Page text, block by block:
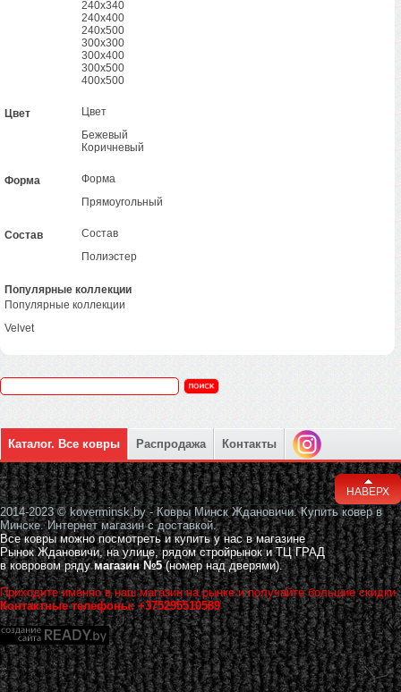
240х340
240х400
240х500
300х300
300х400
300х500
400х500
Цвет
Цвет
Бежевый
Коричневый
Форма
Форма
Прямоугольный
Состав
Состав
Полиэстер
Популярные коллекции
Популярные коллекции
Velvet
Каталог. Все ковры Распродажа Контакты
НАВЕРХ
2014-2023 © koverminsk.by - Ковры Минск Ждановичи. Купить ковер в
Минске. Интернет магазин с доставкой.
Все ковры можно посмотреть и купить у нас в магазине
Рынок Ждановичи, на улице, рядом стройрынок и ТЦ ГРАД
в ковровом рядумагазин №5(номер над дверями).
Приходите именно в наш магазин на рынке и получайте большие скидки
Контактные телефоны: +375295510589